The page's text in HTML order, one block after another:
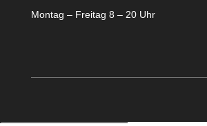
Montag – Freitag 8 – 20 Uhr